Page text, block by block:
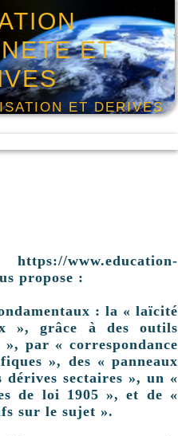
ET
ET DERIVES
propose :
: la « laïcité
», grâce à des outils
par « correspondance
», des « panneaux
sectaires », un «
de loi 1905 », et de «
sur le sujet ».